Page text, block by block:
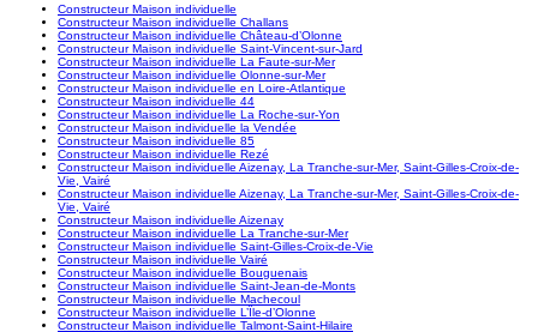
Constructeur Maison individuelle
Constructeur Maison individuelle Challans
Constructeur Maison individuelle Château-d’Olonne
Constructeur Maison individuelle Saint-Vincent-sur-Jard
Constructeur Maison individuelle La Faute-sur-Mer
Constructeur Maison individuelle Olonne-sur-Mer
Constructeur Maison individuelle en Loire-Atlantique
Constructeur Maison individuelle 44
Constructeur Maison individuelle La Roche-sur-Yon
Constructeur Maison individuelle la Vendée
Constructeur Maison individuelle 85
Constructeur Maison individuelle Rezé
Constructeur Maison individuelle Aizenay, La Tranche-sur-Mer, Saint-Gilles-Croix-de-
Vie, Vairé
Constructeur Maison individuelle Aizenay, La Tranche-sur-Mer, Saint-Gilles-Croix-de-
Vie, Vairé
Constructeur Maison individuelle Aizenay
Constructeur Maison individuelle La Tranche-sur-Mer
Constructeur Maison individuelle Saint-Gilles-Croix-de-Vie
Constructeur Maison individuelle Vairé
Constructeur Maison individuelle Bouguenais
Constructeur Maison individuelle Saint-Jean-de-Monts
Constructeur Maison individuelle Machecoul
Constructeur Maison individuelle L’Île-d’Olonne
Constructeur Maison individuelle Talmont-Saint-Hilaire